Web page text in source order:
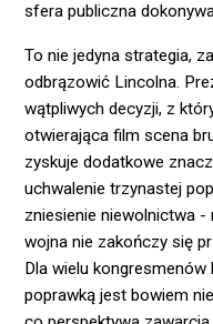
sfera publiczna
To nie jedyna strategia,
odbrązowić Lincolna.
wątpliwych decyzji, z
otwierająca film scena
zyskuje dodatkowe
uchwalenie trzynastej
zniesienie niewolnictwa
wojna nie zakończy się
Dla wielu
poprawką jest bowiem